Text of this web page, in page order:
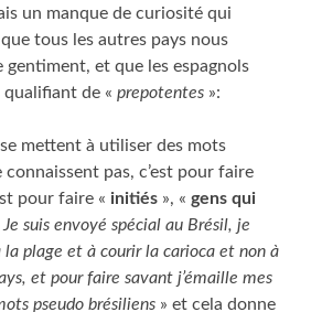
un manque de curiosité qui
tous les autres pays nous
gentiment, et que les espagnols
qualifiant de «prepotentes »:
mettent à utiliser des mots
connaissent pas, c’est pour faire
pour faire « initiés », «gens qui
Je suis envoyé spécial au Brésil, je
la plage et à courir la carioca et non à
et pour faire savant j’émaille mes
pseudo brésiliens » et cela donne